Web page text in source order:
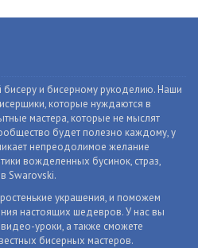
бисеру и бисерному рукоделию. Наши
которые нуждаются в
мастера, которые не мыслят
будет полезно каждому, у
непреодолимое желание
вожделенных бусинок, страз,
Swarovski.
украшения, и поможем
настоящих шедевров. У нас вы
уроки, а также сможете
бисерных мастеров.